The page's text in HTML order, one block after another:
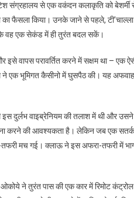
संग्रहालय से एक वकंदन कलाकृति को बेशर्मी
का फैसला किया। उनके जाने से पहले,
वह एक सेकंड में ही तुरंत बदल सकें।
वापस परावर्तित करने में सक्षम था – एक
ने एक भूमिगत कैसीनो में घुसपैठ की। यह
दुर्लभ वाइब्रेनियम की तलाश में थी और
करने की आवश्यकता है। लेकिन जब एक सतर्क
मच गई। क्लाऊ ने इस अफरा-तफरी में
ने तुरंत पास की एक कार में रिमोट कंट्रोल